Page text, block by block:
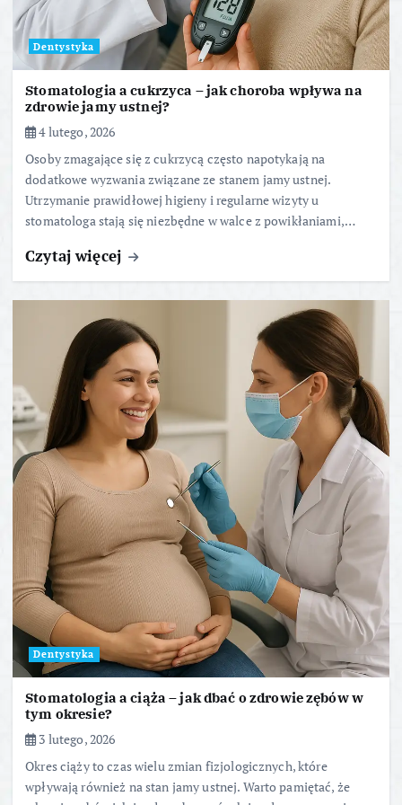
Dentystyka
Stomatologia a cukrzyca – jak choroba wpływa na
zdrowie jamy ustnej?
4 lutego, 2026
Osoby zmagające się z cukrzycą często napotykają na
dodatkowe wyzwania związane ze stanem jamy ustnej.
Utrzymanie prawidłowej higieny i regularne wizyty u
stomatologa stają się niezbędne w walce z powikłaniami,…
Czytaj więcej
Dentystyka
Stomatologia a ciąża – jak dbać o zdrowie zębów w
tym okresie?
3 lutego, 2026
Okres ciąży to czas wielu zmian fizjologicznych, które
wpływają również na stan jamy ustnej. Warto pamiętać, że